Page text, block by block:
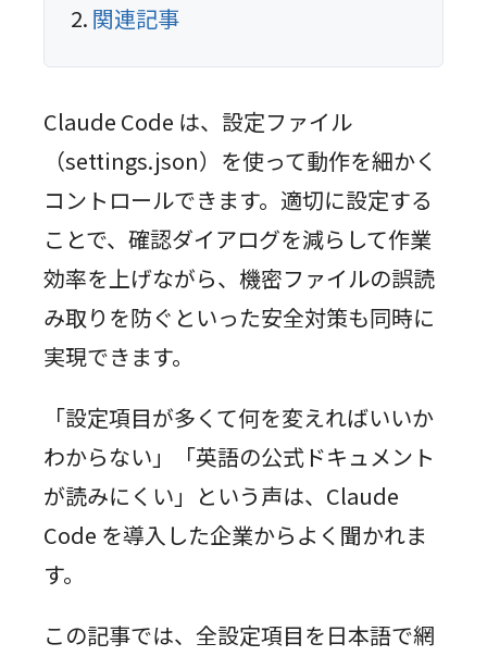
関連記事
Claude Code は、設定ファイル
（settings.json）を使って動作を細かく
コントロールできます。適切に設定する
ことで、確認ダイアログを減らして作業
効率を上げながら、機密ファイルの誤読
み取りを防ぐといった安全対策も同時に
実現できます。
「設定項目が多くて何を変えればいいか
わからない」「英語の公式ドキュメント
が読みにくい」という声は、Claude
Code を導入した企業からよく聞かれま
す。
この記事では、全設定項目を日本語で網